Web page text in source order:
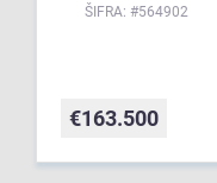
ŠIFRA: #564902
€163.500